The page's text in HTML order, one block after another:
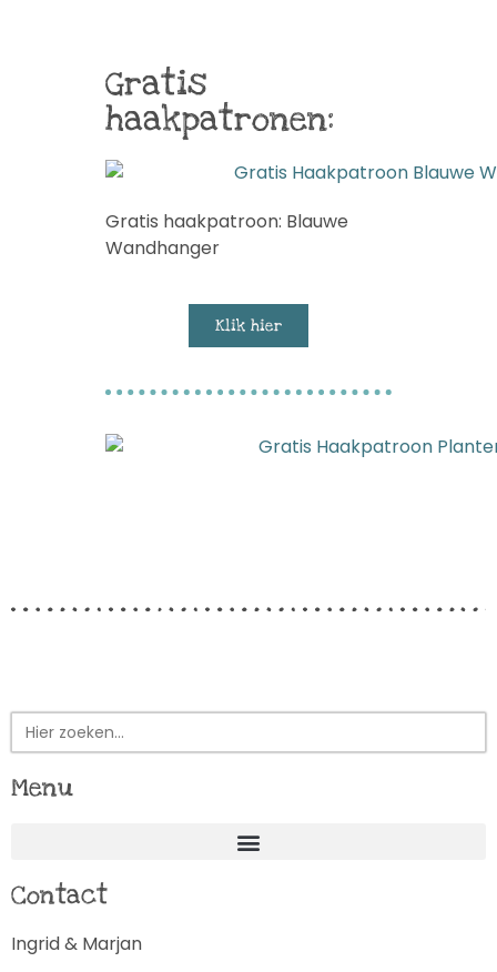
Gratis
haakpatronen:
Gratis haakpatroon: Blauwe
Wandhanger
Klik hier
Zoek
naar:
Menu
Contact
Ingrid & Marjan